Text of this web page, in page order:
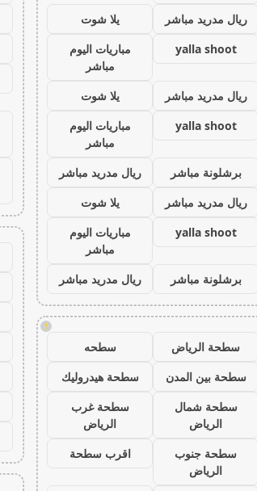
ريال مدريد مباشر
يلا شوت
yalla shoot
مباريات اليوم
مباشر
ريال مدريد مباشر
يلا شوت
yalla shoot
مباريات اليوم
مباشر
برشلونة مباشر
ريال مدريد مباشر
ريال مدريد مباشر
يلا شوت
yalla shoot
مباريات اليوم
مباشر
برشلونة مباشر
ريال مدريد مباشر
!
سطحة الرياض
سطحه
سطحة بين المدن
سطحة هيدروليك
سطحة شمال
الرياض
سطحة غرب
الرياض
سطحة جنوب
الرياض
اقرب سطحة